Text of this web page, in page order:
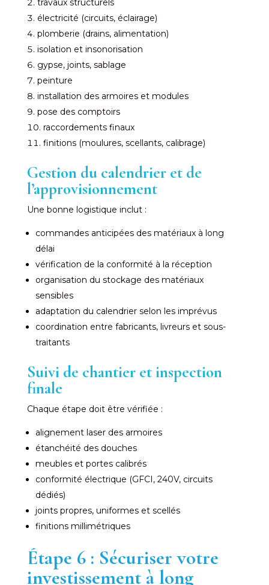
travaux structurels
électricité (circuits, éclairage)
plomberie (drains, alimentation)
isolation et insonorisation
gypse, joints, sablage
peinture
installation des armoires et modules
pose des comptoirs
raccordements finaux
finitions (moulures, scellants, calibrage)
Gestion du calendrier et de
l’approvisionnement
Une bonne logistique inclut :
commandes anticipées des matériaux à long
délai
vérification de la conformité à la réception
organisation du stockage des matériaux
sensibles
adaptation du calendrier selon les imprévus
coordination entre fabricants, livreurs et sous-
traitants
Suivi de chantier et inspection
finale
Chaque étape doit être vérifiée :
alignement laser des armoires
étanchéité des douches
meubles et portes calibrés
conformité électrique (GFCI, 240V, circuits
dédiés)
joints propres, uniformes et scellés
finitions millimétriques
Étape 6 : Sécuriser votre
investissement à long